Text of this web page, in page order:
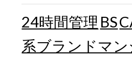
24時間管理 BS
系ブランドマン